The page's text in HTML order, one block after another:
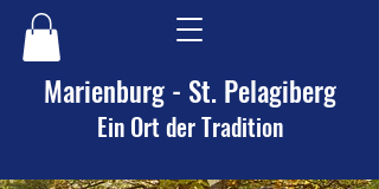
Marienburg - St. Pelagiberg
Ein Ort der Tradition